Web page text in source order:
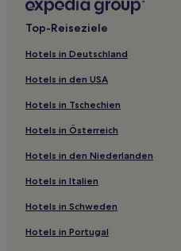
Green River Hotels
Moab Hotels
Hotels nahe Utah State
Hotels nahe Navajo Trail
Hite Hotels
Sanpete County: Hotels
Hotels nahe Wildcat Trail
Hotels nahe Wire Pass Trail
Top-Reiseziele
Hotels in Deutschland
Hotels in den USA
Hotels in Tschechien
Hotels in Österreich
Hotels in den Niederlanden
Hotels in Italien
Hotels in Schweden
Hotels in Portugal